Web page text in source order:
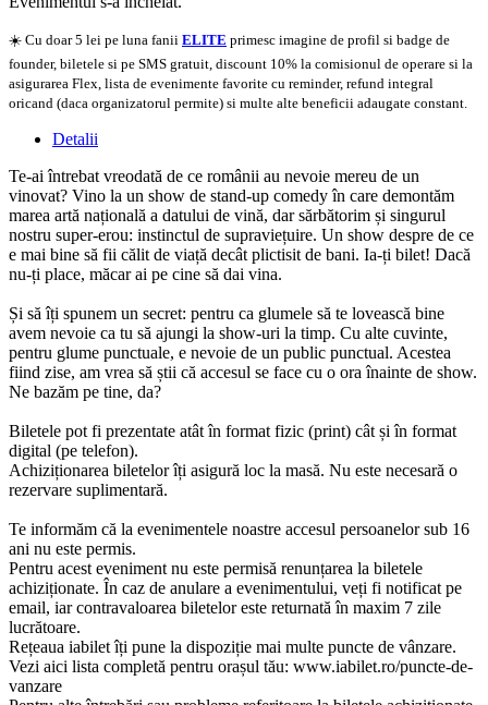
☀️ Cu doar 5 lei pe luna fanii ELITE primesc imagine de profil si badge de
founder, biletele si pe SMS gratuit, discount 10% la comisionul de operare si la
asigurarea Flex, lista de evenimente favorite cu reminder, refund integral
oricand (daca organizatorul permite) si multe alte beneficii adaugate constant.
Detalii
Te-ai întrebat vreodată de ce românii au nevoie mereu de un
vinovat? Vino la un show de stand-up comedy în care demontăm
marea artă națională a datului de vină, dar sărbătorim și singurul
nostru super-erou: instinctul de supraviețuire. Un show despre de ce
e mai bine să fii călit de viață decât plictisit de bani. Ia-ți bilet! Dacă
nu-ți place, măcar ai pe cine să dai vina.
Și să îți spunem un secret: pentru ca glumele să te lovească bine
avem nevoie ca tu să ajungi la show-uri la timp. Cu alte cuvinte,
pentru glume punctuale, e nevoie de un public punctual. Acestea
fiind zise, am vrea să știi că accesul se face cu o ora înainte de show.
Ne bazăm pe tine, da?
Biletele pot fi prezentate atât în format fizic (print) cât și în format
digital (pe telefon).
Achiziționarea biletelor îți asigură loc la masă. Nu este necesară o
rezervare suplimentară.
Te informăm că la evenimentele noastre accesul persoanelor sub 16
ani nu este permis.
Pentru acest eveniment nu este permisă renunțarea la biletele
achiziționate. În caz de anulare a evenimentului, veți fi notificat pe
email, iar contravaloarea biletelor este returnată în maxim 7 zile
lucrătoare.
Rețeaua iabilet îți pune la dispoziție mai multe puncte de vânzare.
Vezi aici lista completă pentru orașul tău: www.iabilet.ro/puncte-de-
vanzare